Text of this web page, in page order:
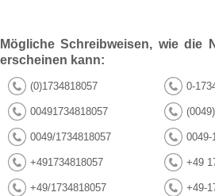
Mögliche Schreibweisen, wie die
erscheinen kann:
(0)1734818057 0-
00491734818057
0049/1734818057 0049-
+491734818057 +49
+49/1734818057 +49-